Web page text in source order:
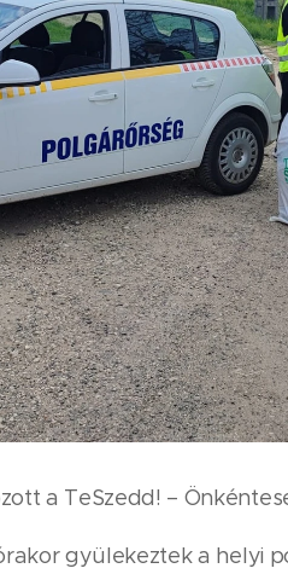
a TeSzedd! –
gyülekeztek a helyi